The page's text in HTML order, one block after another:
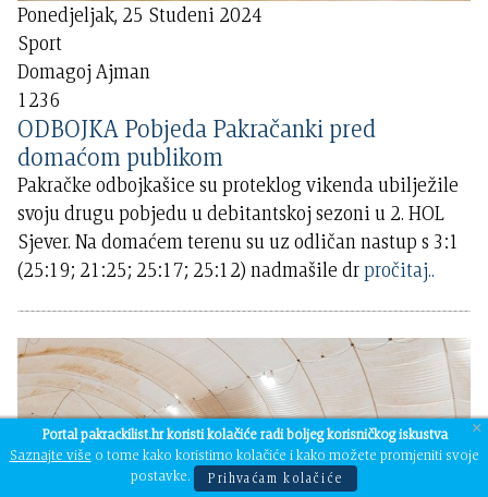
Ponedjeljak, 25 Studeni 2024
Sport
Domagoj Ajman
1236
ODBOJKA Pobjeda Pakračanki pred
domaćom publikom
Pakračke odbojkašice su proteklog vikenda ubilježile
svoju drugu pobjedu u debitantskoj sezoni u 2. HOL
Sjever. Na domaćem terenu su uz odličan nastup s 3:1
(25:19; 21:25; 25:17; 25:12) nadmašile drpročitaj..
×
Portal pakrackilist.hr koristi kolačiće radi boljeg korisničkog iskustva
Saznajte više o tome kako koristimo kolačiće i kako možete promjeniti svoje
postavke.
Prihvaćam kolačiće